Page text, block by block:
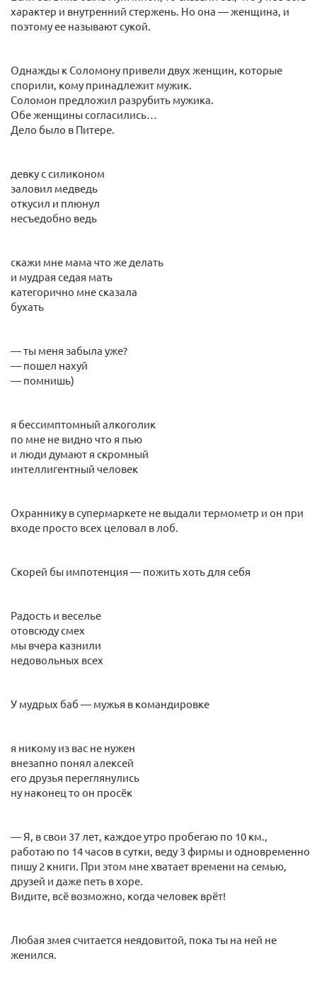
характер и внутренний стержень. Но она — женщина, и
поэтому ее называют сукой.
Однажды к Соломону привели двух женщин, которые
спорили, кому принадлежит мужик.
Соломон предложил разрубить мужика.
Обе женщины согласились…
Дело было в Питере.
девку с силиконом
заловил медведь
откусил и плюнул
несъедобно ведь
скажи мне мама что же делать
и мудрая седая мать
категорично мне сказала
бухать
— ты меня забыла уже?
— пошел нахуй
— помнишь)
я бессимптомный алкоголик
по мне не видно что я пью
и люди думают я скромный
интеллигентный человек
Охраннику в супермаркете не выдали термометр и он при
входе просто всех целовал в лоб.
Скорей бы импотенция — пожить хоть для себя
Радость и веселье
отовсюду смех
мы вчера казнили
недовольных всех
У мудрых баб — мужья в командировке
я никому из вас не нужен
внезапно понял алексей
его друзья переглянулись
ну наконец то он просёк
— Я, в свои 37 лет, каждое утро пробегаю по 10 км.,
работаю по 14 часов в сутки, веду 3 фирмы и одновременно
пишу 2 книги. При этом мне хватает времени на семью,
друзей и даже петь в хоре.
Видите, всё возможно, когда человек врёт!
Любая змея считается неядовитой, пока ты на ней не
жeнился.